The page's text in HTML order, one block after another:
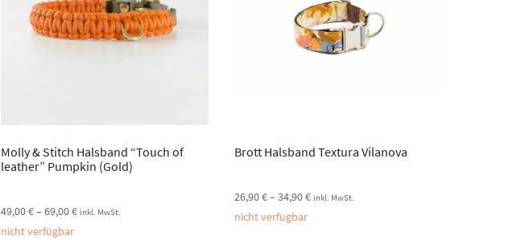
Molly & Stitch Halsband “Touch of
leather” Pumpkin (Gold)
49,00€– 69,00€ inkl. MwSt.
nicht verfügbar
Brott Halsband Textura Vilanova
26,90€–34,90€ inkl. MwSt.
nicht verfügbar